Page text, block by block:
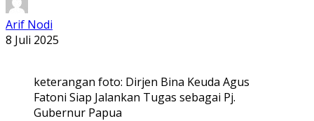
Arif Nodi
8 Juli 2025
keterangan foto: Dirjen Bina Keuda Agus
Fatoni Siap Jalankan Tugas sebagai Pj.
Gubernur Papua